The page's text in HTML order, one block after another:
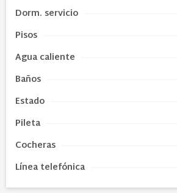
Dorm. servicio
Pisos
Agua caliente
Baños
Estado
Pileta
Cocheras
Línea telefónica